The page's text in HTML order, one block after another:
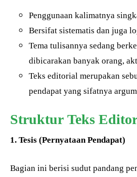
Penggunaan kalimatnya
Bersifat sistematis dan juga
Tema tulisannya sedang
dibicarakan banyak orang,
Teks editorial merupakan
pendapat yang sifatnya
Struktur Teks
1. Tesis (Pernyataan Pendapat)
Bagian ini berisi sudut pandang